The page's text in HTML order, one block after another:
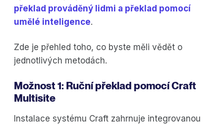
překlad prováděný lidmi a překlad pomocí
umělé inteligence.
Zde je přehled toho, co byste měli vědět o
jednotlivých metodách.
Možnost 1: Ruční překlad pomocí Craft
Multisite
Instalace systému Craft zahrnuje integrovanou